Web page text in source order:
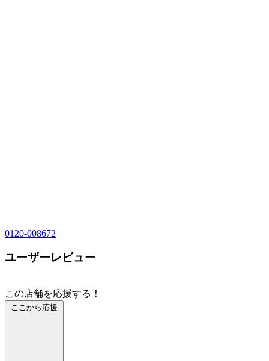
0120-008672
ユーザーレビュー
この店舗を応援する！
ここから応援